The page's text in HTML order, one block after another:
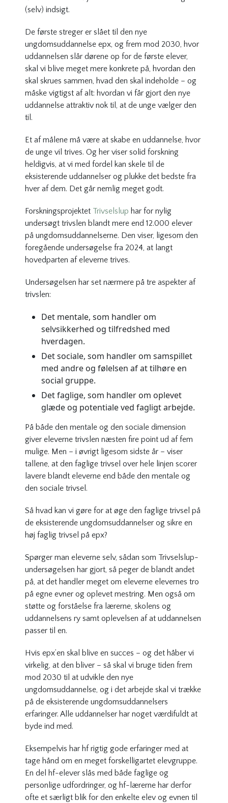
(selv) indsigt.
De første streger er slået til den nye
ungdomsuddannelse epx, og frem mod 2030, hvor
uddannelsen slår dørene op for de første elever,
skal vi blive meget mere konkrete på, hvordan den
skal skrues sammen, hvad den skal indeholde – og
måske vigtigst af alt: hvordan vi får gjort den nye
uddannelse attraktiv nok til, at de unge vælger den
til.
Et af målene må være at skabe en uddannelse, hvor
de unge vil trives. Og her viser solid forskning
heldigvis, at vi med fordel kan skele til de
eksisterende uddannelser og plukke det bedste fra
hver af dem. Det går nemlig meget godt.
Forskningsprojektet Trivselslup har for nylig
undersøgt trivslen blandt mere end 12.000 elever
på ungdomsuddannelserne. Den viser, ligesom den
foregående undersøgelse fra 2024, at langt
hovedparten af eleverne trives.
Undersøgelsen har set nærmere på tre aspekter af
trivslen:
Det mentale, som handler om
selvsikkerhed og tilfredshed med
hverdagen.
Det sociale, som handler om samspillet
med andre og følelsen af at tilhøre en
social gruppe.
Det faglige, som handler om oplevet
glæde og potentiale ved fagligt arbejde.
På både den mentale og den sociale dimension
giver eleverne trivslen næsten fire point ud af fem
mulige. Men – i øvrigt ligesom sidste år – viser
tallene, at den faglige trivsel over hele linjen scorer
lavere blandt eleverne end både den mentale og
den sociale trivsel.
Så hvad kan vi gøre for at øge den faglige trivsel på
de eksisterende ungdomsuddannelser og sikre en
høj faglig trivsel på epx?
Spørger man eleverne selv, sådan som Trivselslup-
undersøgelsen har gjort, så peger de blandt andet
på, at det handler meget om eleverne elevernes tro
på egne evner og oplevet mestring. Men også om
støtte og forståelse fra lærerne, skolens og
uddannelsens ry samt oplevelsen af at uddannelsen
passer til en.
Hvis epx’en skal blive en succes – og det håber vi
virkelig, at den bliver – så skal vi bruge tiden frem
mod 2030 til at udvikle den nye
ungdomsuddannelse, og i det arbejde skal vi trække
på de eksisterende ungdomsuddannelsers
erfaringer. Alle uddannelser har noget værdifuldt at
byde ind med.
Eksempelvis har hf rigtig gode erfaringer med at
tage hånd om en meget forskelligartet elevgruppe.
En del hf-elever slås med både faglige og
personlige udfordringer, og hf-lærerne har derfor
ofte et særligt blik for den enkelte elev og evnen til